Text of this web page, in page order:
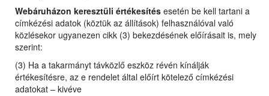
Webáruházon keresztüli értékesítés esetén be kell tartani a
címkézési adatok (köztük az állítások) felhasználóval való
közlésekor ugyanezen cikk (3) bekezdésének előírásait is, mely
szerint:
(3) Ha a takarmányt távközlő eszköz révén kínálják
értékesítésre, az e rendelet által előírt kötelező címkézési
adatokat – kivéve